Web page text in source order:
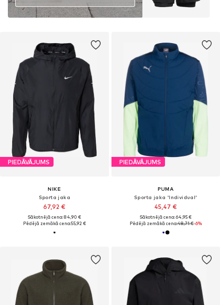
PIEDĀVĀJUMS
NIKE
Sporta jaka
67,92 €
Sākotnējā cena: 84,90 €
Pēdējā zemākā cena:55,92 €
PIEDĀVĀJUMS
PUMA
Sporta jaka 'Individual'
45,47 €
Sākotnējā cena: 64,95 €
Pēdējā zemākā cena:48,71 €-6%